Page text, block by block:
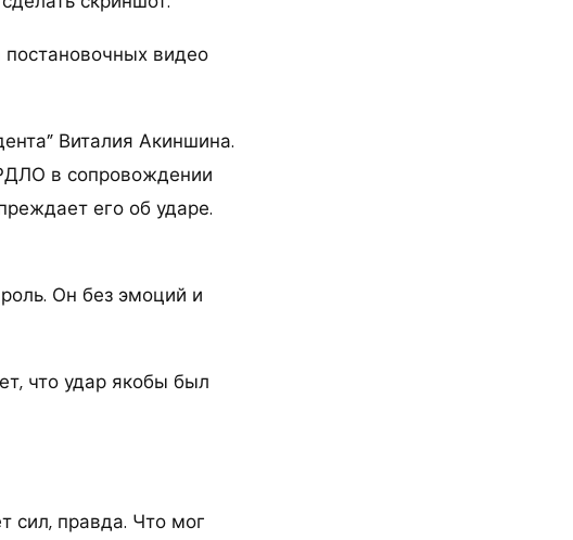
видео
Виталия Акиншина.
в сопровождении
его об ударе.
Он без эмоций и
что удар якобы был
сил, правда. Что мог